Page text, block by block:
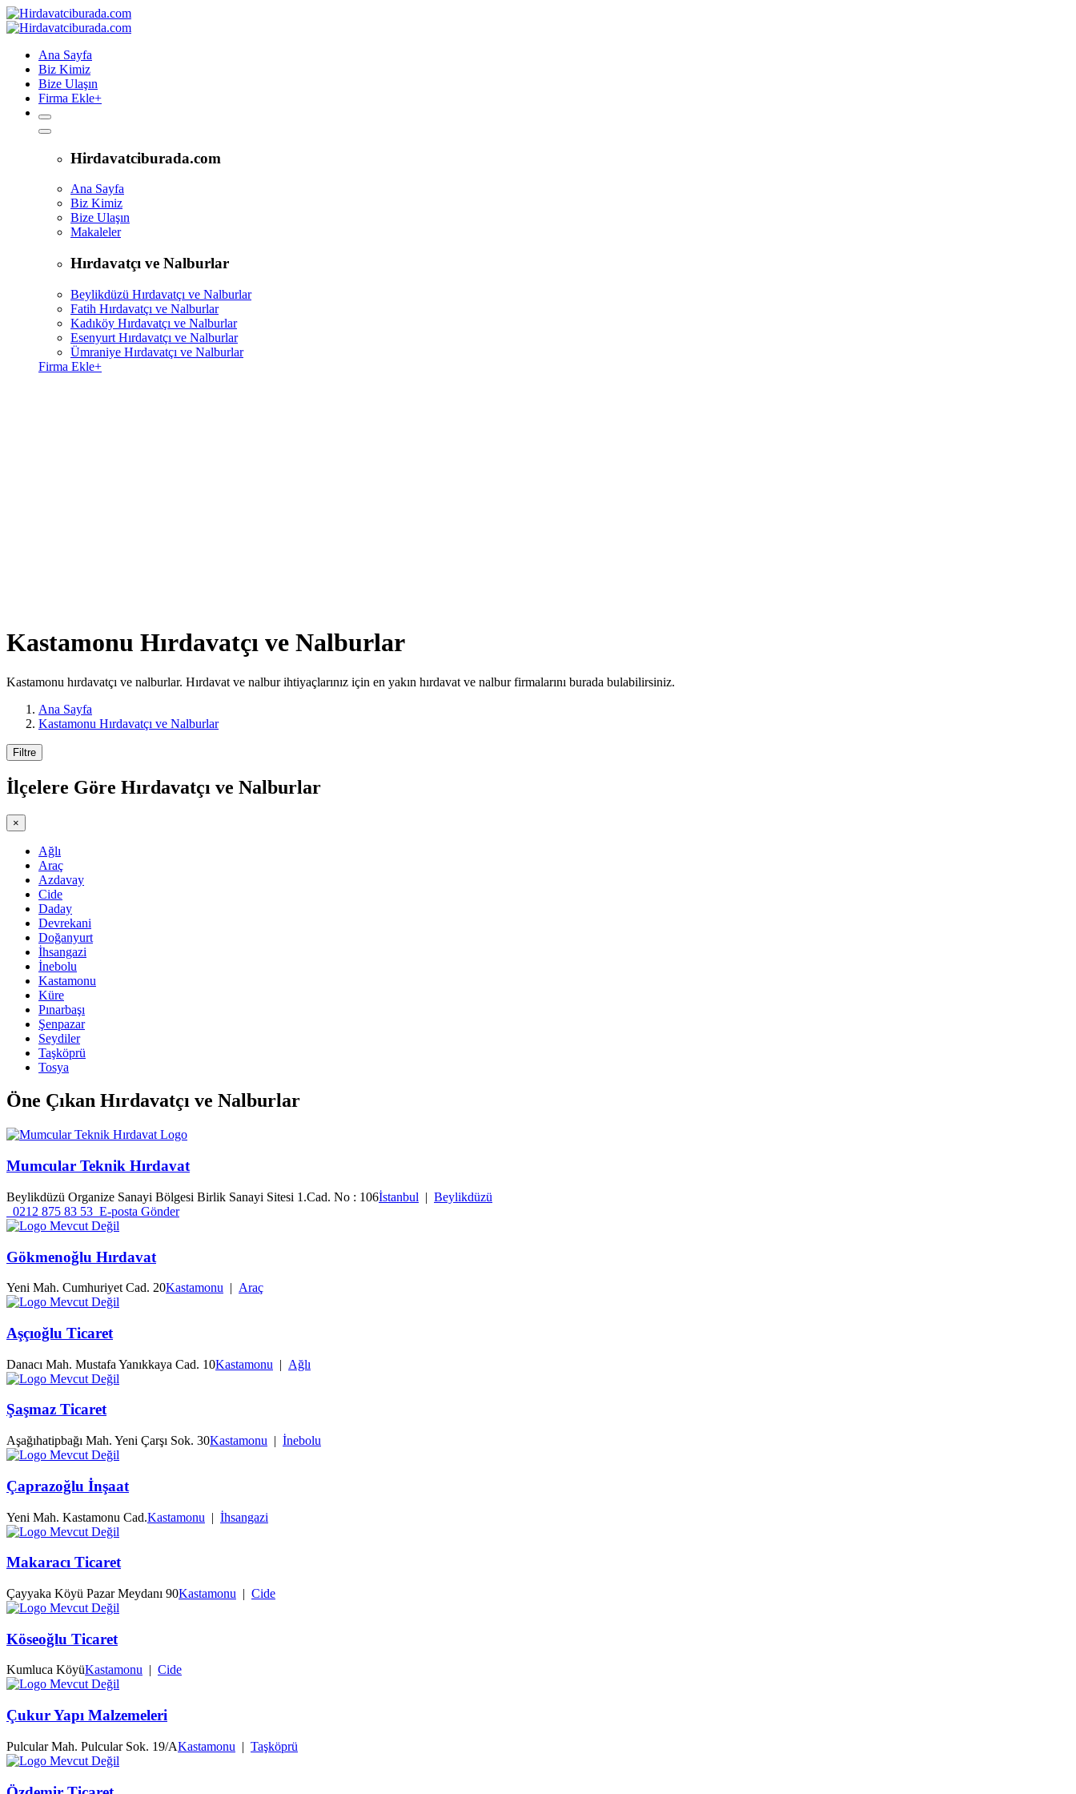
Ana Sayfa
Biz Kimiz
Bize Ulaşın
Firma Ekle+
Hirdavatciburada.com
Ana Sayfa
Biz Kimiz
Bize Ulaşın
Makaleler
Hırdavatçı ve Nalburlar
Beylikdüzü Hırdavatçı ve Nalburlar
Fatih Hırdavatçı ve Nalburlar
Kadıköy Hırdavatçı ve Nalburlar
Esenyurt Hırdavatçı ve Nalburlar
Ümraniye Hırdavatçı ve Nalburlar
Firma Ekle+
Kastamonu Hırdavatçı ve Nalburlar
Kastamonu hırdavatçı ve nalburlar. Hırdavat ve nalbur ihtiyaçlarınız için en yakın hırdavat ve nalbur firmalarını burada bulabilirsiniz.
Ana Sayfa
Kastamonu Hırdavatçı ve Nalburlar
Filtre
İlçelere Göre Hırdavatçı ve Nalburlar
×
Ağlı
Araç
Azdavay
Cide
Daday
Devrekani
Doğanyurt
İhsangazi
İnebolu
Kastamonu
Küre
Pınarbaşı
Şenpazar
Seydiler
Taşköprü
Tosya
Öne Çıkan Hırdavatçı ve Nalburlar
Mumcular Teknik Hırdavat
Beylikdüzü Organize Sanayi Bölgesi Birlik Sanayi Sitesi 1.Cad. No : 106İstanbul | Beylikdüzü
0212 875 83 53 E-posta Gönder
Gökmenoğlu Hırdavat
Yeni Mah. Cumhuriyet Cad. 20Kastamonu | Araç
Aşçıoğlu Ticaret
Danacı Mah. Mustafa Yanıkkaya Cad. 10Kastamonu | Ağlı
Şaşmaz Ticaret
Aşağıhatipbağı Mah. Yeni Çarşı Sok. 30Kastamonu | İnebolu
Çaprazoğlu İnşaat
Yeni Mah. Kastamonu Cad.Kastamonu | İhsangazi
Makaracı Ticaret
Çayyaka Köyü Pazar Meydanı 90Kastamonu | Cide
Köseoğlu Ticaret
Kumluca KöyüKastamonu | Cide
Çukur Yapı Malzemeleri
Pulcular Mah. Pulcular Sok. 19/AKastamonu | Taşköprü